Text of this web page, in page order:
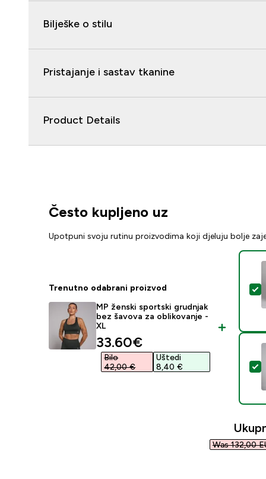
Bilješke o stilu
Pristajanje i sastav tkanine
Product Details
Često kupljeno uz
Upotpuni svoju rutinu proizvodima koji djeluju bolje
Trenutno odabrani proizvod
MP ženski sportski grudnjak
bez šavova za oblikovanje -
XL
discounted price
33.60€‎
Bilo
42,00 €‎
Uštedi
8,40 €‎
Was 132,00